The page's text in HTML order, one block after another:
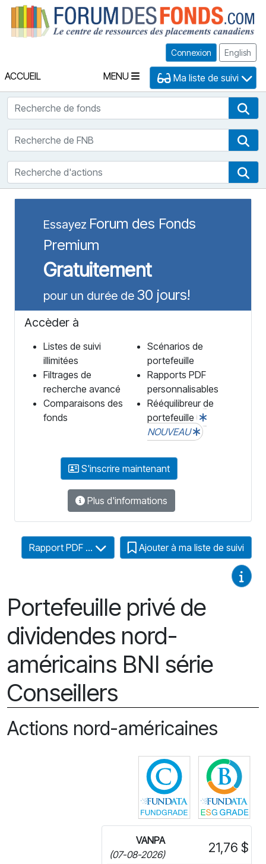
Connexion English
ACCUEIL MENU Ma liste de suivi
Recherche de fonds
Recherche de FNB
Recherche d'actions
Essayez Forum des Fonds
Premium
Gratuitement
pour un durée de 30 jours!
Accèder à
Listes de suivi
illimitées
Filtrages de
recherche avancé
Comparaisons des
fonds
Scénarios de
portefeuille
Rapports PDF
personnalisables
Rééquilibreur de
portefeuille
NOUVEAU
S'inscrire maintenant
Plus d'informations
Portefeuille privé de
dividendes nord-
américains BNI série
Conseillers
Rapport PDF ... Ajouter à ma liste de suivi
Actions nord-américaines
Cliquez pour
VANPA
(07-08-2026)
21,76 $